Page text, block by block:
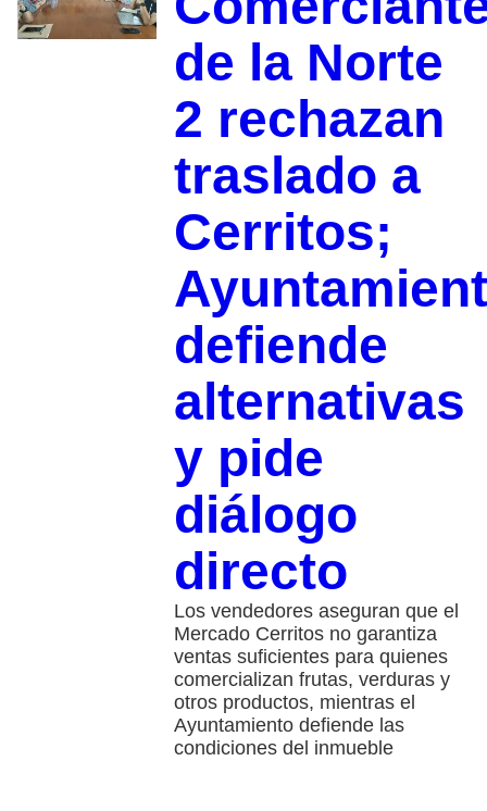
de la Norte
2 rechazan
traslado a
Cerritos;
defiende
alternativas
y pide
diálogo
directo
Los vendedores aseguran que el
Mercado Cerritos no garantiza
ventas suficientes para quienes
comercializan frutas, verduras y
otros productos, mientras el
Ayuntamiento defiende las
condiciones del inmueble